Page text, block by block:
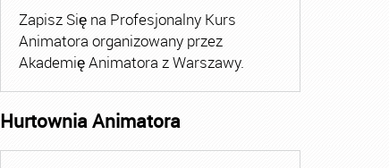
Zapisz Się na Profesjonalny Kurs
Animatora organizowany przez
Akademię Animatora z Warszawy.
Hurtownia Animatora